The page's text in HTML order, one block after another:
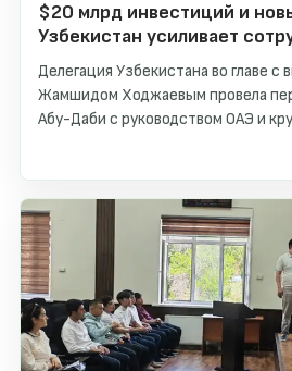
$20 млрд инвестиций и
Узбекистан усиливает
Делегация Узбекистана во главе
Жамшидом Ходжаевым провела
Абу-Даби с руководством ОАЭ и